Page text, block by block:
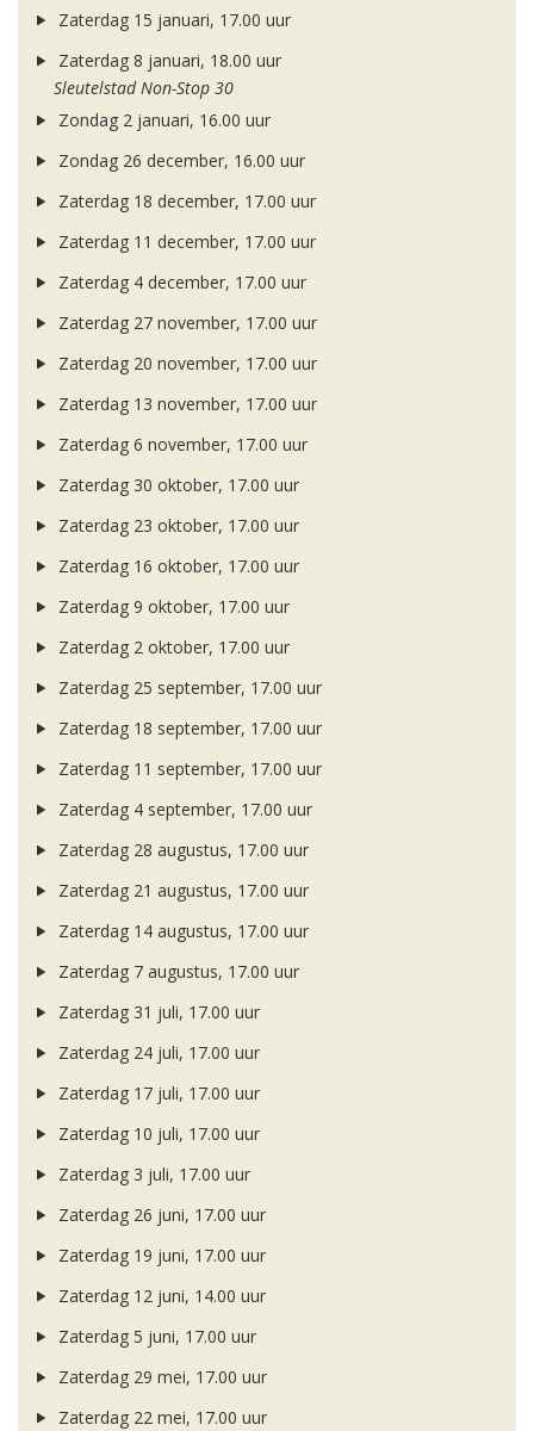
Zaterdag 15 januari, 17.00 uur
Zaterdag 8 januari, 18.00 uur
Sleutelstad Non-Stop 30
Zondag 2 januari, 16.00 uur
Zondag 26 december, 16.00 uur
Zaterdag 18 december, 17.00 uur
Zaterdag 11 december, 17.00 uur
Zaterdag 4 december, 17.00 uur
Zaterdag 27 november, 17.00 uur
Zaterdag 20 november, 17.00 uur
Zaterdag 13 november, 17.00 uur
Zaterdag 6 november, 17.00 uur
Zaterdag 30 oktober, 17.00 uur
Zaterdag 23 oktober, 17.00 uur
Zaterdag 16 oktober, 17.00 uur
Zaterdag 9 oktober, 17.00 uur
Zaterdag 2 oktober, 17.00 uur
Zaterdag 25 september, 17.00 uur
Zaterdag 18 september, 17.00 uur
Zaterdag 11 september, 17.00 uur
Zaterdag 4 september, 17.00 uur
Zaterdag 28 augustus, 17.00 uur
Zaterdag 21 augustus, 17.00 uur
Zaterdag 14 augustus, 17.00 uur
Zaterdag 7 augustus, 17.00 uur
Zaterdag 31 juli, 17.00 uur
Zaterdag 24 juli, 17.00 uur
Zaterdag 17 juli, 17.00 uur
Zaterdag 10 juli, 17.00 uur
Zaterdag 3 juli, 17.00 uur
Zaterdag 26 juni, 17.00 uur
Zaterdag 19 juni, 17.00 uur
Zaterdag 12 juni, 14.00 uur
Zaterdag 5 juni, 17.00 uur
Zaterdag 29 mei, 17.00 uur
Zaterdag 22 mei, 17.00 uur